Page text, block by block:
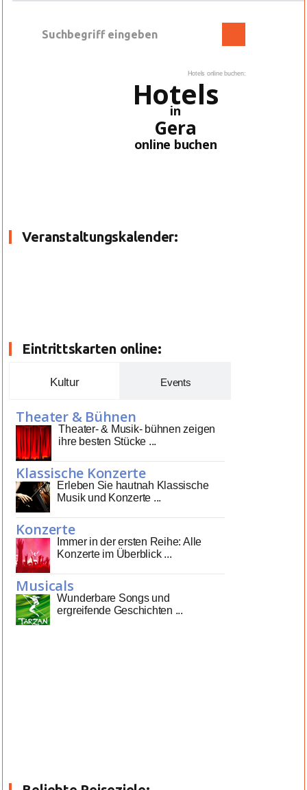
Hotels online buchen:
Hotels
in
Gera
online buchen
Veranstaltungskalender:
Eintrittskarten online:
Kultur Events
Theater & Bühnen
Theater- & Musik- bühnen zeigen
ihre besten Stücke ...
Klassische Konzerte
Erleben Sie hautnah Klassische
Musik und Konzerte ...
Konzerte
Immer in der ersten Reihe: Alle
Konzerte im Überblick ...
Musicals
Wunderbare Songs und
ergreifende Geschichten ...